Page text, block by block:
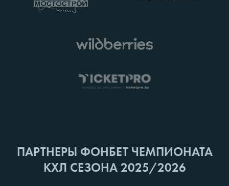
ПАРТНЕРЫ ФОНБЕТ ЧЕМПИОНАТА
КХЛ СЕЗОНА 2025/2026